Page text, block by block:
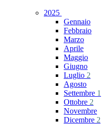
2025
Gennaio
Febbraio
Marzo
Aprile
Maggio
Giugno
Luglio 2
Agosto
Settembre 1
Ottobre 2
Novembre
Dicembre 2